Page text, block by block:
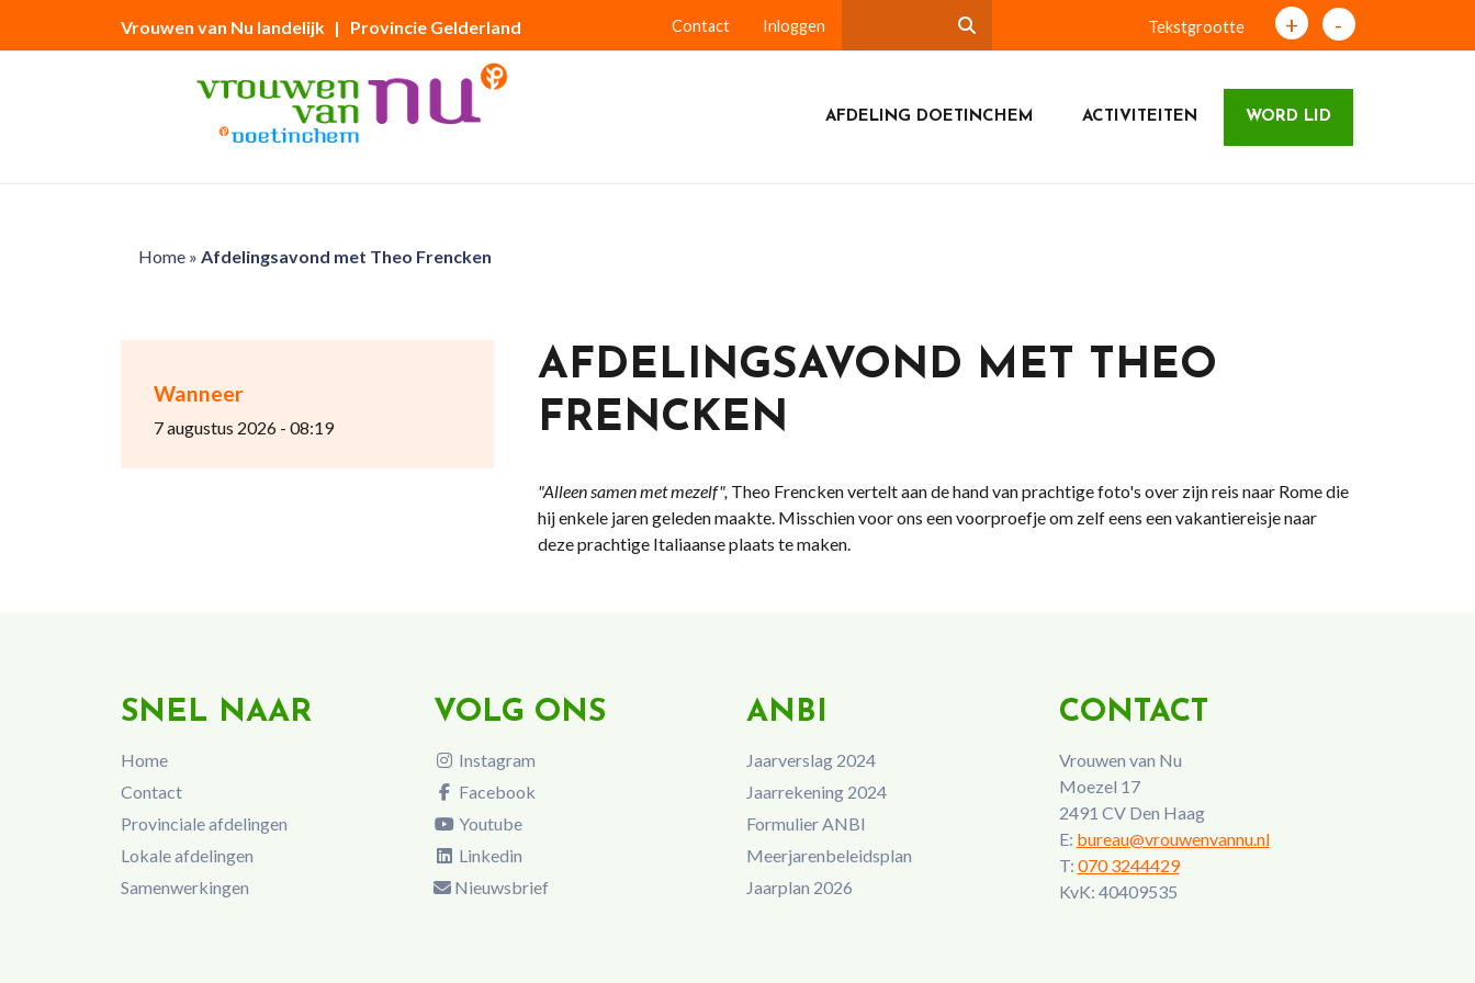
Vrouwen van Nu landelijk | Provincie Gelderland Contact Inloggen Tekstgrootte + -
AFDELING DOETINCHEM ACTIVITEITEN WORD LID
Home» Afdelingsavond met Theo Frencken
Wanneer
7 augustus 2026 - 08:19
AFDELINGSAVOND MET THEO
FRENCKEN
"Alleen samen met mezelf", Theo Frencken vertelt aan de hand van prachtige foto's over zijn reis naar Rome die
hij enkele jaren geleden maakte. Misschien voor ons een voorproefje om zelf eens een vakantiereisje naar
deze prachtige Italiaanse plaats te maken.
SNEL NAAR
Home
Contact
Provinciale afdelingen
Lokale afdelingen
Samenwerkingen
VOLG ONS
Instagram
Facebook
Youtube
Linkedin
Nieuwsbrief
ANBI
Jaarverslag 2024
Jaarrekening 2024
Formulier ANBI
Meerjarenbeleidsplan
Jaarplan 2026
CONTACT
Vrouwen van Nu
Moezel 17
2491 CV Den Haag
E: bureau@vrouwenvannu.nl
T: 070 3244429
KvK: 40409535